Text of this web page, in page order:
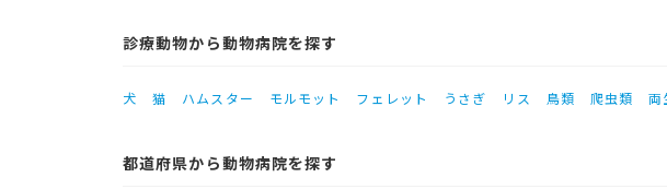
診療動物から動物病院を探す
犬 猫 ハムスター モルモット フェレット うさぎ リス 鳥類 爬虫類 両
都道府県から動物病院を探す